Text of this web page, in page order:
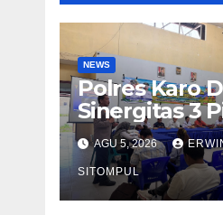
NEWS
Polres Karo
Sinergitas 3
Dalam
Mitigasi
Tahun 2026
AGU 5, 2026
SITOMPUL